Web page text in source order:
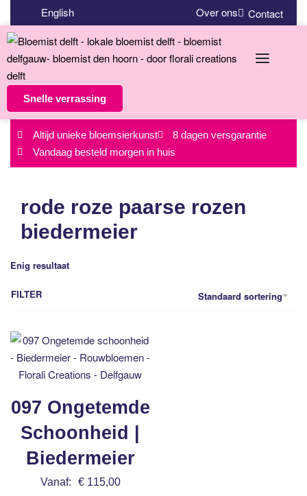
English Over ons Contact
Snelle verrassing
Altijd unieke bloemsierkunst
8 dagen versgarantie
Vandaag besteld morgen in huis
rode roze paarse rozen
biedermeier
Enig resultaat
Standaard sortering
FILTER
097 Ongetemde
Schoonheid |
Biedermeier
Vanaf: €115,00